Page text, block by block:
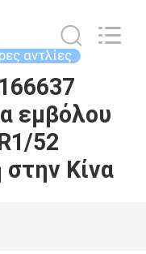
αντλίες
εμβόλου
52
Κίνα